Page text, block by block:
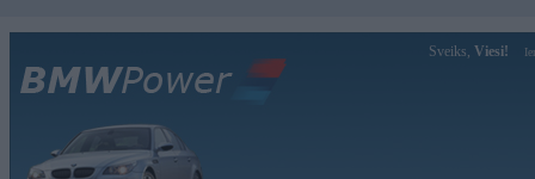
Sveiks, Viesi!